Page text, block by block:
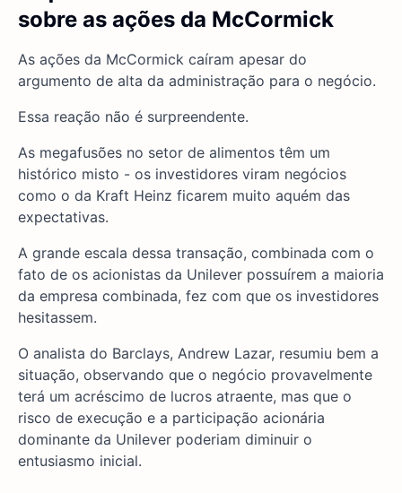
sobre as ações da McCormick
As ações da McCormick caíram apesar do
argumento de alta da administração para o negócio.
Essa reação não é surpreendente.
As megafusões no setor de alimentos têm um
histórico misto - os investidores viram negócios
como o da Kraft Heinz ficarem muito aquém das
expectativas.
A grande escala dessa transação, combinada com o
fato de os acionistas da Unilever possuírem a maioria
da empresa combinada, fez com que os investidores
hesitassem.
O analista do Barclays, Andrew Lazar, resumiu bem a
situação, observando que o negócio provavelmente
terá um acréscimo de lucros atraente, mas que o
risco de execução e a participação acionária
dominante da Unilever poderiam diminuir o
entusiasmo inicial.